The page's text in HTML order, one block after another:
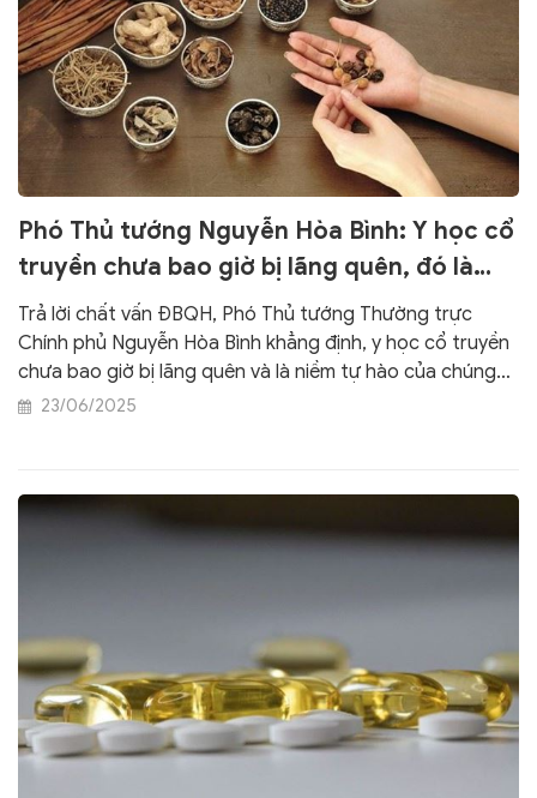
Phó Thủ tướng Nguyễn Hòa Bình: Y học cổ
truyền chưa bao giờ bị lãng quên, đó là
niềm tự hào của chúng ta
Trả lời chất vấn ĐBQH, Phó Thủ tướng Thường trực
Chính phủ Nguyễn Hòa Bình khẳng định, y học cổ truyền
chưa bao giờ bị lãng quên và là niềm tự hào của chúng
ta. 23/06/2025